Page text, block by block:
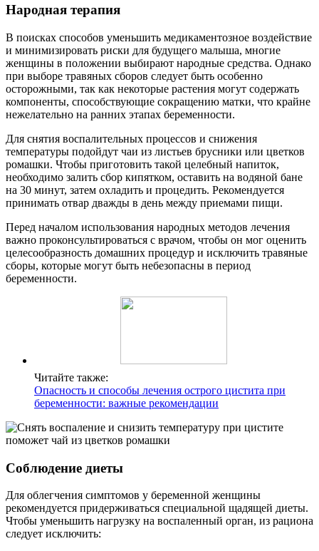
Народная терапия
В поисках способов уменьшить медикаментозное воздействие
и минимизировать риски для будущего малыша, многие
женщины в положении выбирают народные средства. Однако
при выборе травяных сборов следует быть особенно
осторожными, так как некоторые растения могут содержать
компоненты, способствующие сокращению матки, что крайне
нежелательно на ранних этапах беременности.
Для снятия воспалительных процессов и снижения
температуры подойдут чаи из листьев брусники или цветков
ромашки. Чтобы приготовить такой целебный напиток,
необходимо залить сбор кипятком, оставить на водяной бане
на 30 минут, затем охладить и процедить. Рекомендуется
принимать отвар дважды в день между приемами пищи.
Перед началом использования народных методов лечения
важно проконсультироваться с врачом, чтобы он мог оценить
целесообразность домашних процедур и исключить травяные
сборы, которые могут быть небезопасны в период
беременности.
Читайте также:
Опасность и способы лечения острого цистита при
беременности: важные рекомендации
Соблюдение диеты
Для облегчения симптомов у беременной женщины
рекомендуется придерживаться специальной щадящей диеты.
Чтобы уменьшить нагрузку на воспаленный орган, из рациона
следует исключить: